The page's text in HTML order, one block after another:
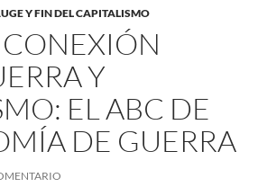
Y FIN DEL CAPITALISMO
Y
EL ABC DE
DE GUERRA